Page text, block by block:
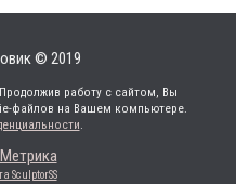
© 2019
работу с сайтом, Вы
файлов на Вашем компьютере.
.
SculptorSS